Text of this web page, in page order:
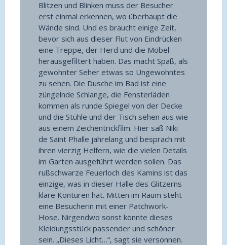
Blitzen und Blinken muss der Besucher
erst einmal erkennen, wo überhaupt die
Wände sind. Und es braucht einige Zeit,
bevor sich aus dieser Flut von Eindrücken
eine Treppe, der Herd und die Möbel
herausgefiltert haben. Das macht Spaß, als
gewohnter Seher etwas so Ungewohntes
zu sehen. Die Dusche im Bad ist eine
züngelnde Schlange, die Fensterläden
kommen als runde Spiegel von der Decke
und die Stühle und der Tisch sehen aus wie
aus einem Zeichentrickfilm. Hier saß Niki
de Saint Phalle jahrelang und besprach mit
ihren vierzig Helfern, wie die vielen Details
im Garten ausgeführt werden sollen. Das
rußschwarze Feuerloch des Kamins ist das
einzige, was in dieser Halle des Glitzerns
klare Konturen hat. Mitten im Raum steht
eine Besucherin mit einer Patchwork-
Hose. Nirgendwo sonst könnte dieses
Kleidungsstück passender und schöner
sein. „Dieses Licht…“, sagt sie versonnen.